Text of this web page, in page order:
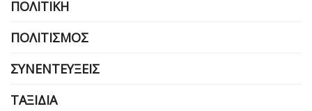
ΠΟΛΙΤΙΚΉ
ΠΟΛΙΤΙΣΜΌΣ
ΣΥΝΕΝΤΕΎΞΕΙΣ
ΤΑΞΊΔΙΑ